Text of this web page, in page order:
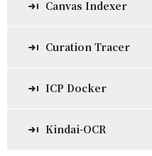
Canvas Indexer
Curation Tracer
ICP Docker
Kindai-OCR